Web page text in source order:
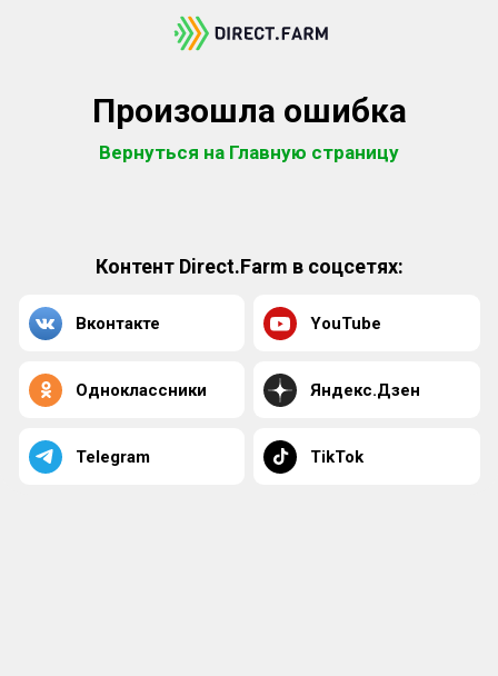
Произошла ошибка
Вернуться на Главную страницу
Контент Direct.Farm в соцсетях:
Вконтакте YouTube
Одноклассники Яндекс.Дзен
Telegram TikTok